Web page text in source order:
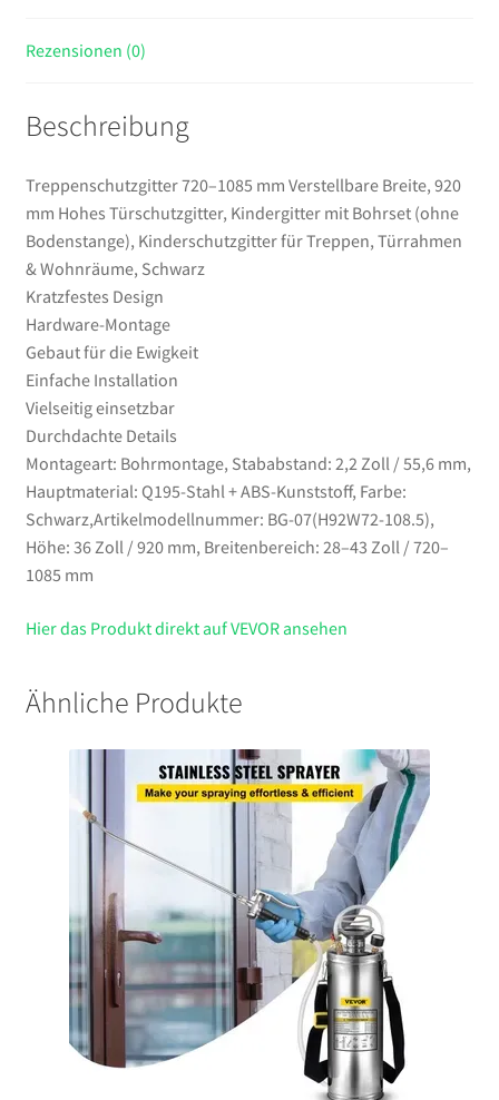
Bodenstange),
Treppen,
&
Wohnräume,
Schwarz
Menge
Rezensionen (0)
Beschreibung
Treppenschutzgitter 720–1085 mm Verstellbare Breite, 920
mm Hohes Türschutzgitter, Kindergitter mit Bohrset (ohne
Bodenstange), Kinderschutzgitter für Treppen, Türrahmen
& Wohnräume, Schwarz
Kratzfestes Design
Hardware-Montage
Gebaut für die Ewigkeit
Einfache Installation
Vielseitig einsetzbar
Durchdachte Details
Montageart: Bohrmontage, Stababstand: 2,2 Zoll / 55,6 mm,
Hauptmaterial: Q195-Stahl + ABS-Kunststoff, Farbe:
Schwarz,Artikelmodellnummer: BG-07(H92W72-108.5),
Höhe: 36 Zoll / 920 mm, Breitenbereich: 28–43 Zoll / 720–
1085 mm
Hier das Produkt direkt auf VEVOR ansehen
Ähnliche Produkte